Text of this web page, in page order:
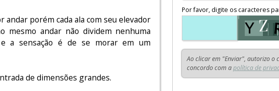
porém cada ala com seu elevador
mesmo andar não dividem nenhuma
a sensação é de se morar em um
de dimensões grandes.
Por favor, digite os caracteres
Ao clicar em "Enviar", autorizo o
concordo com apolítica de